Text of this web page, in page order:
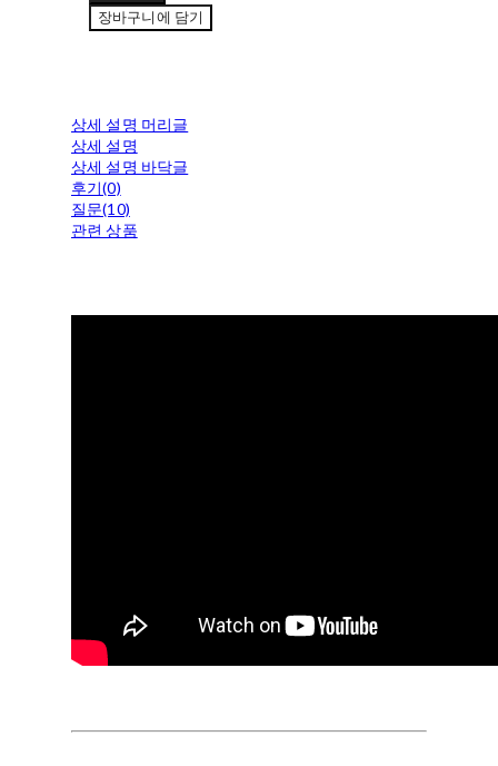
장바구니에 담기
상세 설명 머리글
상세 설명
상세 설명 바닥글
후기(0)
질문(10)
관련 상품